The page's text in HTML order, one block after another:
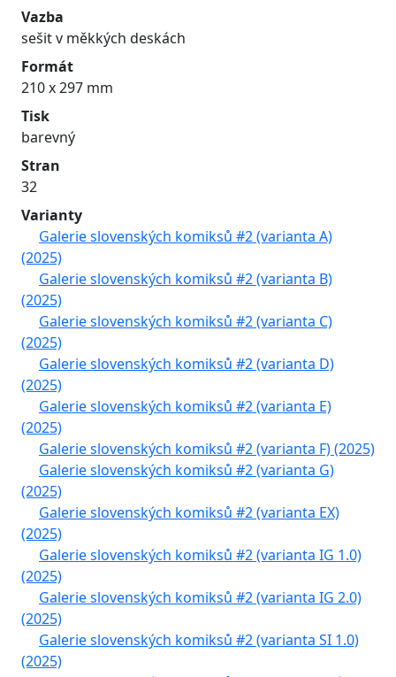
Vazba
sešit v měkkých deskách
Formát
210 x 297 mm
Tisk
barevný
Stran
32
Varianty
Galerie slovenských komiksů #2 (varianta A)
(2025)
Galerie slovenských komiksů #2 (varianta B)
(2025)
Galerie slovenských komiksů #2 (varianta C)
(2025)
Galerie slovenských komiksů #2 (varianta D)
(2025)
Galerie slovenských komiksů #2 (varianta E)
(2025)
Galerie slovenských komiksů #2 (varianta F) (2025)
Galerie slovenských komiksů #2 (varianta G)
(2025)
Galerie slovenských komiksů #2 (varianta EX)
(2025)
Galerie slovenských komiksů #2 (varianta IG 1.0)
(2025)
Galerie slovenských komiksů #2 (varianta IG 2.0)
(2025)
Galerie slovenských komiksů #2 (varianta SI 1.0)
(2025)